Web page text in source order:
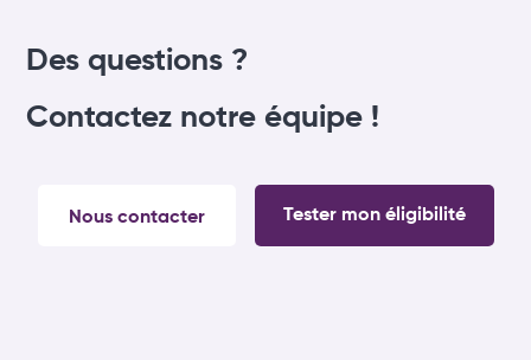
Des questions ?
Contactez notre équipe !
Nous contacter Tester mon éligibilité